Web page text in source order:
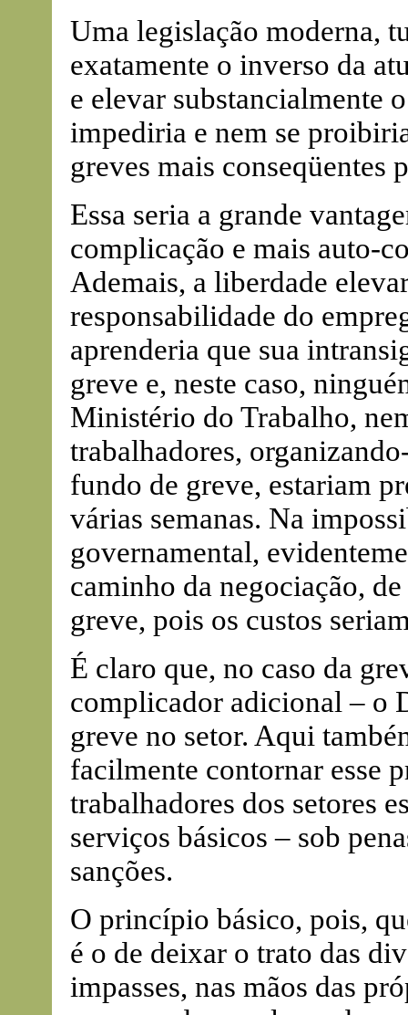
Uma legislação moderna,
exatamente o inverso da
e elevar substancialmente
impediria e nem se
greves mais conseqüentes
Essa seria a grande
complicação e mais auto-
Ademais, a liberdade
responsabilidade do
aprenderia que sua
greve e, neste caso,
Ministério do Trabalho,
trabalhadores,
fundo de greve, estariam
várias semanas. Na
governamental,
caminho da negociação,
greve, pois os custos
É claro que, no caso da
complicador adicional – o
greve no setor. Aqui
facilmente contornar esse
trabalhadores dos setores
serviços básicos – sob
sanções.
O princípio básico, pois,
é o de deixar o trato das
impasses, nas mãos das